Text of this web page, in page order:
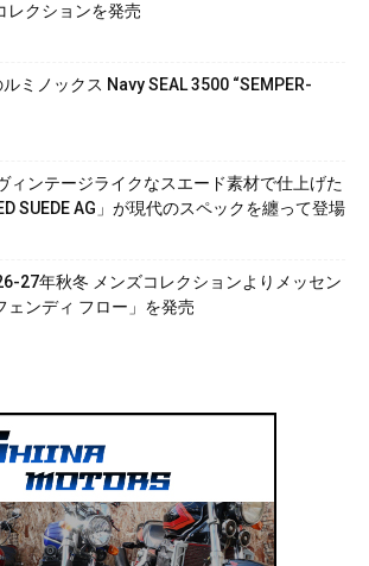
レクションを発売
ミノックス Navy SEAL 3500 “SEMPER-
ヴィンテージライクなスエード素材で仕上げた
SUEDE AG」が現代のスペックを纏って登場
27年秋冬 メンズコレクションよりメッセン
ェンディ フロー」を発売